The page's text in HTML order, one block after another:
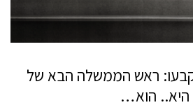
קבעו: ראש הממשלה הבא של
היא.. הוא…